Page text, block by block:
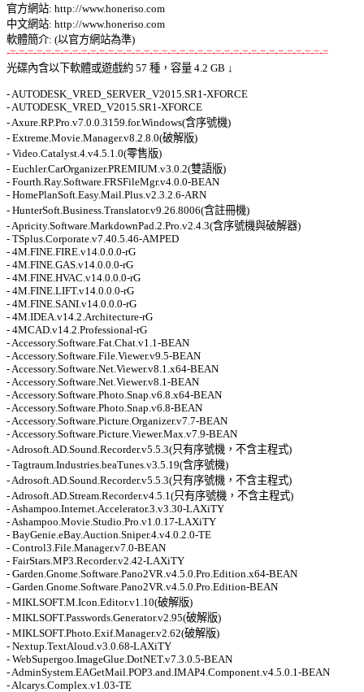
官方網站: http://www.honeriso.com
中文網站: http://www.honeriso.com
-=-=-=-=-=-=-=-=-=-=-=-=-=-=-=-=-=-=-=-=-=-=-=-=-=-=-=-=-=-=-=-=-=-=-=-=
光碟內含以下軟體或遊戲約 57 種，容量 4.2 GB ↓
- AUTODESK_VRED_SERVER_V2015.SR1-XFORCE
- AUTODESK_VRED_V2015.SR1-XFORCE
- Axure.RP.Pro.v7.0.0.3159.for.Windows(含序號機)
- Extreme.Movie.Manager.v8.2.8.0(破解版)
- Video.Catalyst.4.v4.5.1.0(零售版)
- Euchler.CarOrganizer.PREMIUM.v3.0.2(雙語版)
- Fourth.Ray.Software.FRSFileMgr.v4.0.0-BEAN
- HomePlanSoft.Easy.Mail.Plus.v2.3.2.6-ARN
- HunterSoft.Business.Translator.v9.26.8006(含註冊機)
- Apricity.Software.MarkdownPad.2.Pro.v2.4.3(含序號機與破解器)
- TSplus.Corporate.v7.40.5.46-AMPED
- 4M.FINE.FIRE.v14.0.0.0-rG
- 4M.FINE.GAS.v14.0.0.0-rG
- 4M.FINE.HVAC.v14.0.0.0-rG
- 4M.FINE.LIFT.v14.0.0.0-rG
- 4M.FINE.SANI.v14.0.0.0-rG
- 4M.IDEA.v14.2.Architecture-rG
- 4MCAD.v14.2.Professional-rG
- Accessory.Software.Fat.Chat.v1.1-BEAN
- Accessory.Software.File.Viewer.v9.5-BEAN
- Accessory.Software.Net.Viewer.v8.1.x64-BEAN
- Accessory.Software.Net.Viewer.v8.1-BEAN
- Accessory.Software.Photo.Snap.v6.8.x64-BEAN
- Accessory.Software.Photo.Snap.v6.8-BEAN
- Accessory.Software.Picture.Organizer.v7.7-BEAN
- Accessory.Software.Picture.Viewer.Max.v7.9-BEAN
- Adrosoft.AD.Sound.Recorder.v5.5.3(只有序號機，不含主程式)
- Tagtraum.Industries.beaTunes.v3.5.19(含序號機)
- Adrosoft.AD.Sound.Recorder.v5.5.3(只有序號機，不含主程式)
- Adrosoft.AD.Stream.Recorder.v4.5.1(只有序號機，不含主程式)
- Ashampoo.Internet.Accelerator.3.v3.30-LAXiTY
- Ashampoo.Movie.Studio.Pro.v1.0.17-LAXiTY
- BayGenie.eBay.Auction.Sniper.4.v4.0.2.0-TE
- Control3.File.Manager.v7.0-BEAN
- FairStars.MP3.Recorder.v2.42-LAXiTY
- Garden.Gnome.Software.Pano2VR.v4.5.0.Pro.Edition.x64-BEAN
- Garden.Gnome.Software.Pano2VR.v4.5.0.Pro.Edition-BEAN
- MIKLSOFT.M.Icon.Editor.v1.10(破解版)
- MIKLSOFT.Passwords.Generator.v2.95(破解版)
- MIKLSOFT.Photo.Exif.Manager.v2.62(破解版)
- Nextup.TextAloud.v3.0.68-LAXiTY
- WebSupergoo.ImageGlue.DotNET.v7.3.0.5-BEAN
- AdminSystem.EAGetMail.POP3.and.IMAP4.Component.v4.5.0.1-BEAN
- Alcarys.Complex.v1.03-TE